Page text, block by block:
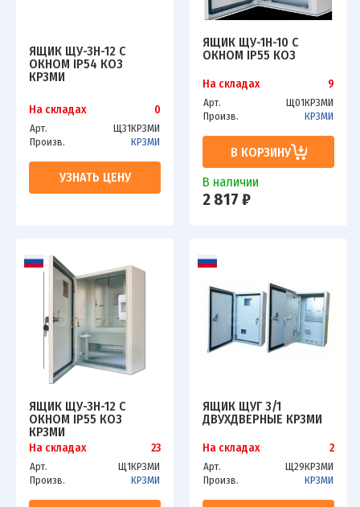
ЯЩИК ЩУ-3Н-12 С
ОКНОМ IP54 КОЗ
КРЗМИ
На складах 0
Арт.
Щ31КРЗМИ
Произв.
КРЗМИ
УЗНАТЬ ЦЕНУ
ЯЩИК ЩУ-1Н-10 С
ОКНОМ IP55 КОЗ
На складах 9
Арт.
Щ01КРЗМИ
Произв.
КРЗМИ
В КОРЗИНУ
В наличии
2 817 ₽
ЯЩИК ЩУ-3Н-12 С
ОКНОМ IP55 КОЗ
КРЗМИ
На складах 23
Арт.
Щ1КРЗМИ
Произв.
КРЗМИ
ЯЩИК ЩУГ 3/1
ДВУХДВЕРНЫЕ КРЗМИ
На складах 2
Арт.
Щ29КРЗМИ
Произв.
КРЗМИ